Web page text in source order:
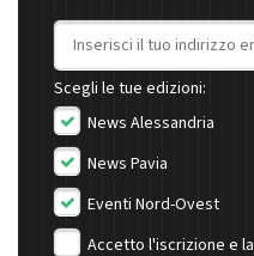
Indirizzo email
Scegli le tue edizioni:
News Alessandria
News Pavia
Eventi Nord-Ovest
Accetto l'iscrizione e la